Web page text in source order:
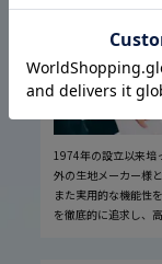
1974年の設立以来培
外の生地メーカー様
また実用的な機能性
を徹底的に追求し、